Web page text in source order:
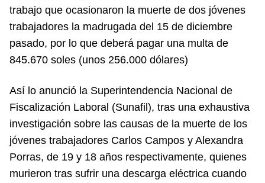
trabajo que ocasionaron la muerte de dos jóvenes
trabajadores la madrugada del 15 de diciembre
pasado, por lo que deberá pagar una multa de
845.670 soles (unos 256.000 dólares)
Así lo anunció la Superintendencia Nacional de
Fiscalización Laboral (Sunafil), tras una exhaustiva
investigación sobre las causas de la muerte de los
jóvenes trabajadores Carlos Campos y Alexandra
Porras, de 19 y 18 años respectivamente, quienes
murieron tras sufrir una descarga eléctrica cuando